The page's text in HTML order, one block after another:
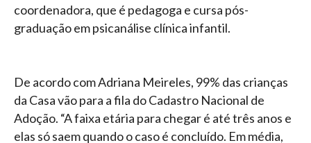
coordenadora, que é pedagoga e cursa pós-
graduação em psicanálise clínica infantil.
De acordo com Adriana Meireles, 99% das crianças
da Casa vão para a fila do Cadastro Nacional de
Adoção. “A faixa etária para chegar é até três anos e
elas só saem quando o caso é concluído. Em média,